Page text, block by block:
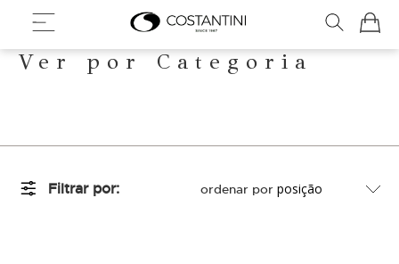
Meu
Ver por Categoria
Filtrar por ordenar por